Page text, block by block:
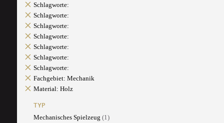
Schlagworte:
Schlagworte:
Schlagworte:
Schlagworte:
Schlagworte:
Schlagworte:
Schlagworte:
Fachgebiet: Mechanik
Material: Holz
TYP
Mechanisches Spielzeug (1)